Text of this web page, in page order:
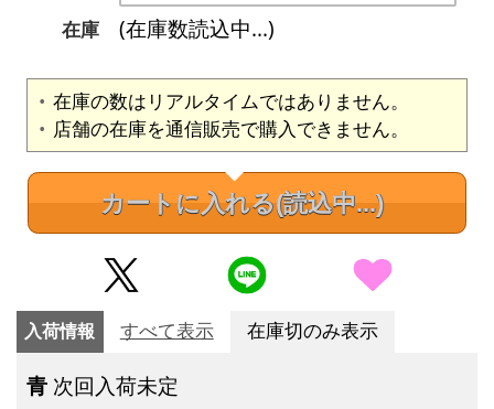
在庫
(在庫数読込中...)
在庫の数はリアルタイムではありません。
店舗の在庫を通信販売で購入できません。
カートに入れる(読込中...)
入荷情報 すべて表示 在庫切のみ表示
青 次回入荷未定